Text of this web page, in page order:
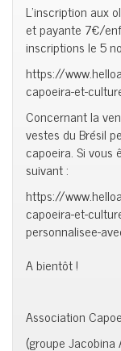
L’inscription aux
et payante 7€/
inscriptions le 5
https://
capoeira-et-
Concernant la
vestes du Brésil
capoeira. Si vous
suivant :
https://
capoeira-et-
personnalisee-
A bientôt !
Association
(groupe Jacobina